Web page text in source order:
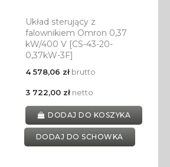
Układ sterujący z
falownikiem Omron 0,37
kW/400 V [CS-43-20-
0,37kW-3F]
4 578,06 złbrutto
3 722,00 złnetto
DODAJ DO KOSZYKA
DODAJ DO SCHOWKA